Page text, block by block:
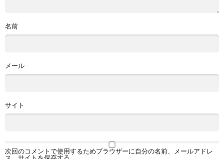
名前
メール
サイト
次回のコメントで使用するためブラウザーに自分の名前、メールアドレ